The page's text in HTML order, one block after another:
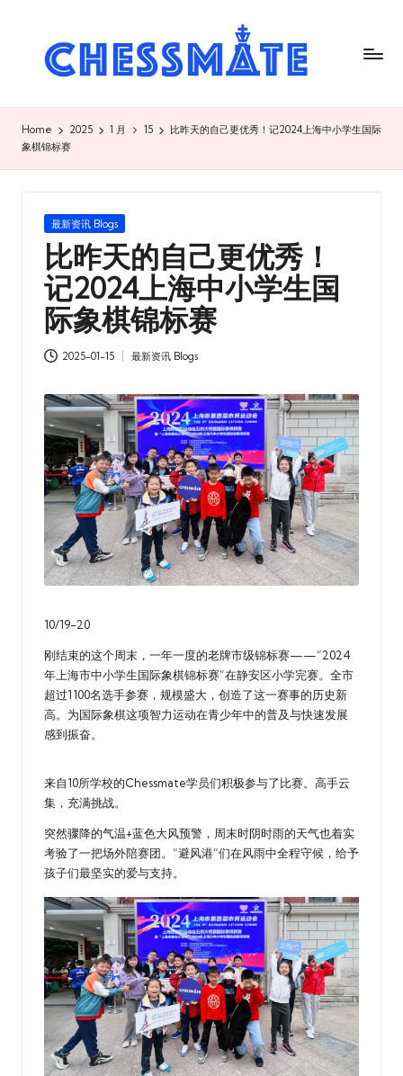
s
m
国
际
象
棋
俱
乐
部
Home 2025 1 月 15
比昨天的自己更优秀！记2024上海中小学生国际
象棋锦标赛
Posted
最新资讯 Blogs
比昨天的自己更优秀！
记2024上海中小学生国
际象棋锦标赛
2025-01-15
Posted
最新资讯 Blogs
10/19-20
刚结束的这个周末，一年一度的老牌市级锦标赛——“2024
年上海市中小学生国际象棋锦标赛”在静安区小学完赛。全市
超过1100名选手参赛，规模盛大，创造了这一赛事的历史新
高。为国际象棋这项智力运动在青少年中的普及与快速发展
感到振奋。
来自10所学校的Chessmate学员们积极参与了比赛。高手云
集，充满挑战。
突然骤降的气温+蓝色大风预警，周末时阴时雨的天气也着实
考验了一把场外陪赛团。“避风港”们在风雨中全程守候，给予
孩子们最坚实的爱与支持。